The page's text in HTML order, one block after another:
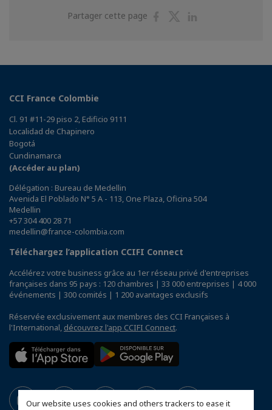
Our website uses cookies and others trackers to ease it
Partager cette page
PartagerPartager
CCI France Colombie
Cl. 91 #11-29 piso 2, Edificio 9111
Localidad de Chapinero
Bogotá
Cundinamarca
(Accéder au plan)
Délégation : Bureau de Medellin
Avenida El Poblado N° 5 A - 113, One Plaza, Oficina 504
Medellin
+57 304 400 28 71
medellin@france-colombia.com
Téléchargez l’application CCIFI Connect
Accélérez votre business grâce au 1er réseau privé d'entreprises
françaises dans 95 pays : 120 chambres | 33 000 entreprises | 4 000
événements | 300 comités | 1 200 avantages exclusifs
Réservée exclusivement aux membres des CCI Françaises à
l'International, découvrez l'app CCIFI Connect.